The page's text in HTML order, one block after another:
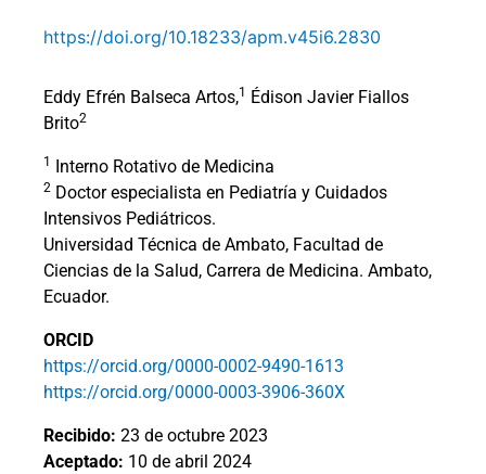
https://doi.org/10.18233/apm.v45i6.2830
Eddy Efrén Balseca Artos,1
Édison Javier Fiallos
Brito2
1 Interno Rotativo de Medicina
2 Doctor especialista en Pediatría y Cuidados
Intensivos Pediátricos.
Universidad Técnica de Ambato, Facultad de
Ciencias de la Salud, Carrera de Medicina. Ambato,
Ecuador.
ORCID
https://orcid.org/0000-0002-9490-1613
https://orcid.org/0000-0003-3906-360X
Recibido: 23 de octubre 2023
Aceptado: 10 de abril 2024